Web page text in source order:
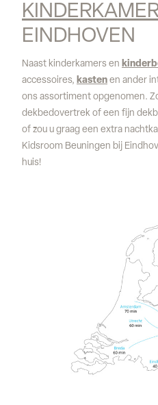
EINDHOVEN
Naast kinderkamers en
accessoires, kasten en ander
ons assortiment opgenomen.
dekbedovertrek of een fijn
of zou u graag een extra
Kidsroom Beuningen bij
huis!